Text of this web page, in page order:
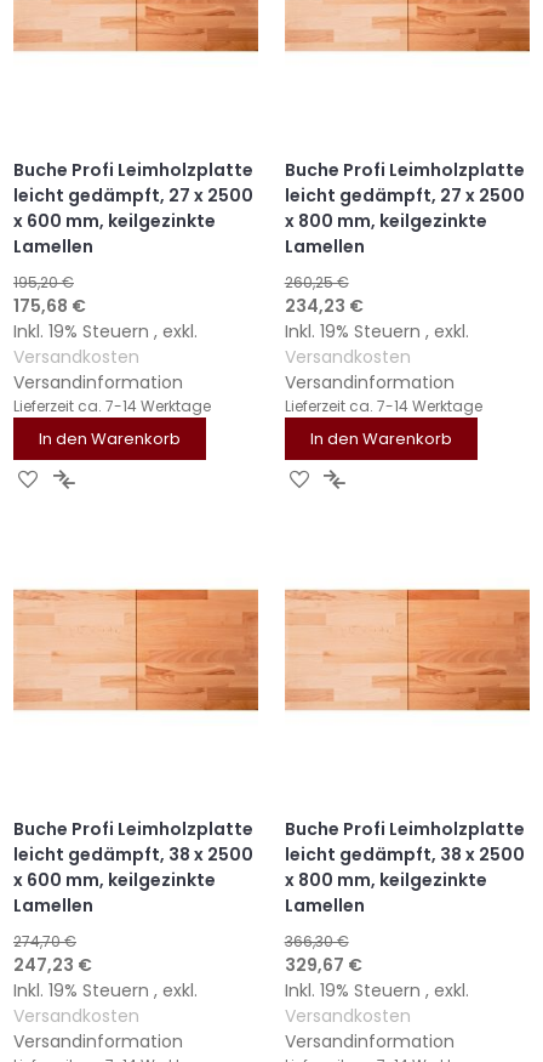
Buche Profi Leimholzplatte
leicht gedämpft, 27 x 2500
x 600 mm, keilgezinkte
Lamellen
195,20 €
Sonderangebot
175,68 €
Inkl. 19% Steuern , exkl.
Versandkosten
Versandinformation
Lieferzeit ca. 7-14 Werktage
In den Warenkorb
ZURZUR
Buche Profi Leimholzplatte
leicht gedämpft, 27 x 2500
x 800 mm, keilgezinkte
Lamellen
260,25 €
Sonderangebot
234,23 €
Inkl. 19% Steuern , exkl.
Versandkosten
Versandinformation
Lieferzeit ca. 7-14 Werktage
In den Warenkorb
ZURZUR
Buche Profi Leimholzplatte
leicht gedämpft, 38 x 2500
x 600 mm, keilgezinkte
Lamellen
274,70 €
Sonderangebot
247,23 €
Inkl. 19% Steuern , exkl.
Versandkosten
Versandinformation
Buche Profi Leimholzplatte
leicht gedämpft, 38 x 2500
x 800 mm, keilgezinkte
Lamellen
366,30 €
Sonderangebot
329,67 €
Inkl. 19% Steuern , exkl.
Versandkosten
Versandinformation